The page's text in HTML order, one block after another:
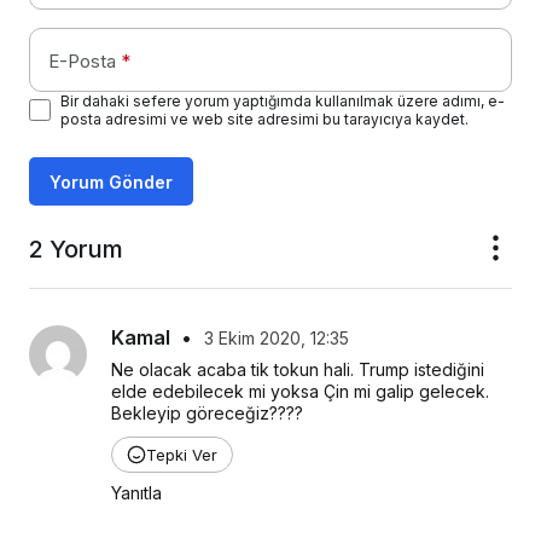
E-Posta *
Bir dahaki sefere yorum yaptığımda kullanılmak üzere adımı, e-
posta adresimi ve web site adresimi bu tarayıcıya kaydet.
Yorum Gönder
2 Yorum
Kamal •
3 Ekim 2020, 12:35
Ne olacak acaba tik tokun hali. Trump istediğini
elde edebilecek mi yoksa Çin mi galip gelecek.
Bekleyip göreceğiz????
Tepki Ver
Yanıtla